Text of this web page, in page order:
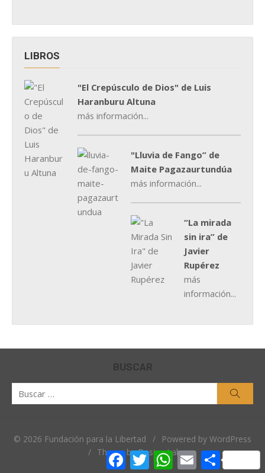
LIBROS
"El Crepúsculo de Dios" de Luis
Haranburu Altuna
más información...
"Lluvia de Fango” de
Maite Pagazaurtundúa
más información...
“La mirada
sin ira” de
Javier
Rupérez
más
información...
BUSCAR
© 2026 Fundación para la Libertad /
Powered by WordPress
/ Theme by Design Lab
Facebook
TwitterWhatsApp
EmailCompartir